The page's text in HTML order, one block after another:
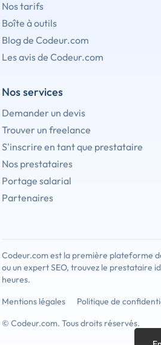
Nos tarifs
Boîte à outils
Blog de Codeur.com
Les avis de Codeur.com
Nos services
Demander un devis
Trouver un freelance
S'inscrire en tant que prestataire
Nos prestataires
Portage salarial
Partenaires
Codeur.com est la première plateforme
ou un expert SEO, trouvez le prestataire
heures.
Mentions légales
Politique de
© Codeur.com. Tous droits réservés.